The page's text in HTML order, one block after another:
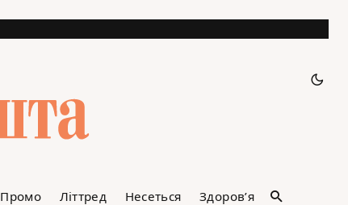
Промо Літтред Несеться Здоров’я